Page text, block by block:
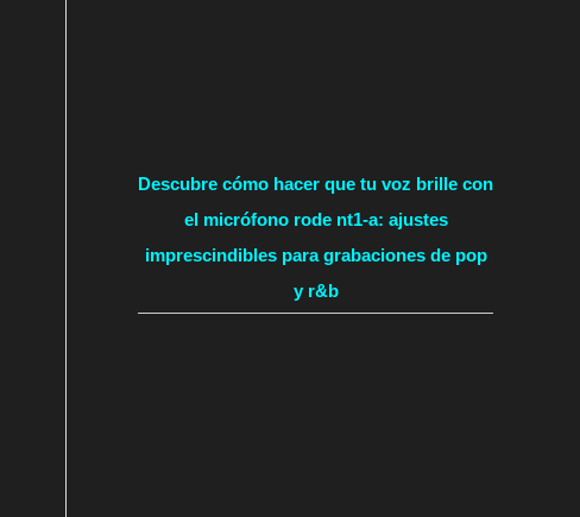
Descubre cómo hacer que tu voz brille con
el micrófono rode nt1-a: ajustes
imprescindibles para grabaciones de pop
y r&b